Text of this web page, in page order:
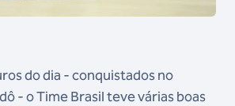
do dia - conquistados no
- o Time Brasil teve várias boas